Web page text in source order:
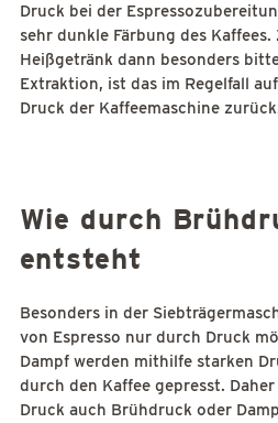
Druck bei der
sehr dunkle Färbung des
Heißgetränk dann besonders
Extraktion, ist das im Regelfall
Druck der Kaffeemaschine
Wie durch
entsteht
Besonders in der
von Espresso nur durch Druck
Dampf werden mithilfe starken
durch den Kaffee gepresst.
Druck auch Brühdruck oder